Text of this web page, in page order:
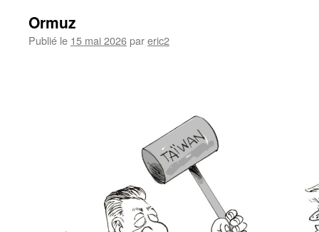
Ormuz
Publié le 15 mai 2026pareric2